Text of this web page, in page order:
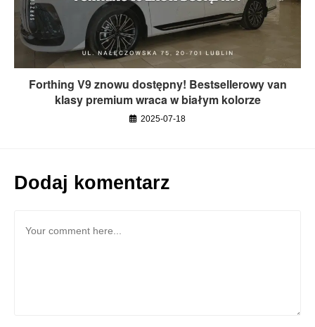
Forthing V9 znowu dostępny! Bestsellerowy van
klasy premium wraca w białym kolorze
2025-07-18
Dodaj komentarz